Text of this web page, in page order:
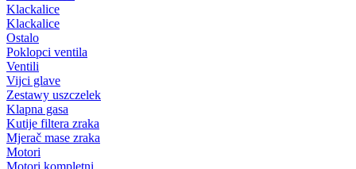
Klackalice
Klackalice
Ostalo
Poklopci ventila
Ventili
Vijci glave
Zestawy uszczelek
Klapna gasa
Kutije filtera zraka
Mjerač mase zraka
Motori
Motori kompletni